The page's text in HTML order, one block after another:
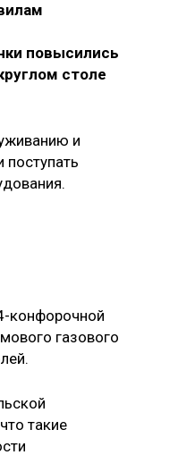
повысились
столе
и
поступать
конфорочной
газового
такие